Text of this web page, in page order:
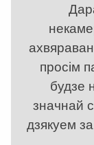
просім
будзе
значнай
дзякуем